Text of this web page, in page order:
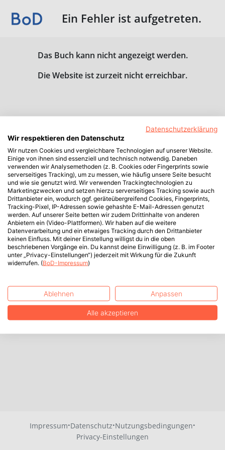
Ein Fehler ist aufgetreten.
Das Buch kann nicht angezeigt werden.
Die Website ist zurzeit nicht erreichbar.
Impressum·Datenschutz·Nutzungsbedingungen·
Privacy-Einstellungen
Datenschutzerklärung
Wir respektieren den Datenschutz
Wir nutzen Cookies und vergleichbare Technologien auf unserer Website.
Einige von ihnen sind essenziell und technisch notwendig. Daneben
verwenden wir Analysemethoden (z. B. Cookies oder Fingerprints sowie
serverseitiges Tracking), um zu messen, wie häufig unsere Seite besucht
und wie sie genutzt wird. Wir verwenden Trackingtechnologien zu
Marketingzwecken und setzen hierzu serverseitiges Tracking sowie auch
Drittanbieter ein, wodurch ggf. geräteübergreifend Cookies, Fingerprints,
Tracking-Pixel, IP-Adressen sowie gehashte E-Mail-Adressen genutzt
werden. Auf unserer Seite betten wir zudem Drittinhalte von anderen
Anbietern ein (Video-Plattformen). Wir haben auf die weitere
Datenverarbeitung und ein etwaiges Tracking durch den Drittanbieter
keinen Einfluss. Mit deiner Einstellung willigst du in die oben
beschriebenen Vorgänge ein. Du kannst deine Einwilligung (z. B. im Footer
unter „Privacy-Einstellungen“) jederzeit mit Wirkung für die Zukunft
widerrufen. (BoD-Impressum)
Ablehnen Anpassen
Alle akzeptieren